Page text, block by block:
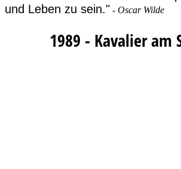
und Leben zu sein." - Oscar Wilde
1989 - Kavalier am